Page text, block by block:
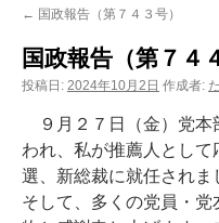
へ
ス
キ
ッ
← 国政報告（第７４３号）
国政報告（第７４
投稿日: 2024年10月2日 作成者:
９月２７日（金）党本
われ、私が推薦人とし
選、新総裁に就任されま
そして、多くの党員・